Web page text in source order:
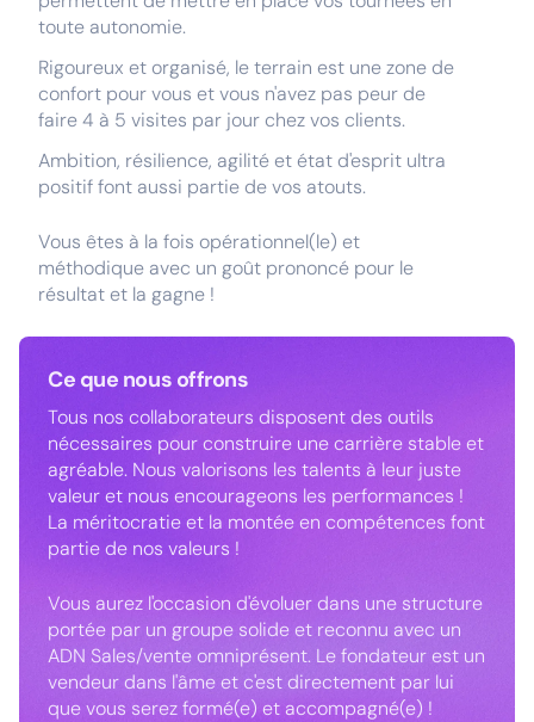
toute autonomie.
Rigoureux et organisé, le terrain est une zone de
confort pour vous et vous n'avez pas peur de
faire 4 à 5 visites par jour chez vos clients.
Ambition, résilience, agilité et état d'esprit ultra
positif font aussi partie de vos atouts.
Vous êtes à la fois opérationnel(le) et
méthodique avec un goût prononcé pour le
résultat et la gagne !
Ce que nous offrons
Tous nos collaborateurs disposent des outils
nécessaires pour construire une carrière stable et
agréable. Nous valorisons les talents à leur juste
valeur et nous encourageons les performances !
La méritocratie et la montée en compétences font
partie de nos valeurs !
Vous aurez l'occasion d'évoluer dans une structure
portée par un groupe solide et reconnu avec un
ADN Sales/vente omniprésent. Le fondateur est un
vendeur dans l'âme et c'est directement par lui
que vous serez formé(e) et accompagné(e) !